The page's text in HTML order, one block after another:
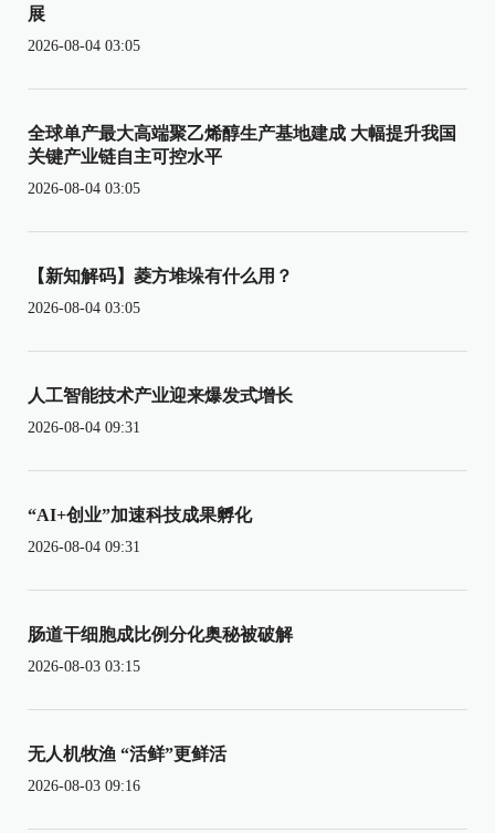
展
2026-08-04 03:05
全球单产最大高端聚乙烯醇生产基地建成 大幅提升我国
关键产业链自主可控水平
2026-08-04 03:05
【新知解码】菱方堆垛有什么用？
2026-08-04 03:05
人工智能技术产业迎来爆发式增长
2026-08-04 09:31
“AI+创业”加速科技成果孵化
2026-08-04 09:31
肠道干细胞成比例分化奥秘被破解
2026-08-03 03:15
无人机牧渔 “活鲜”更鲜活
2026-08-03 09:16